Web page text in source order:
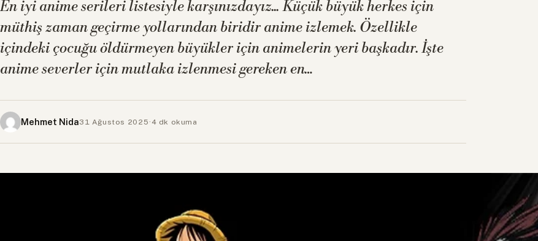
En iyi anime serileri listesiyle karşınızdayız... Küçük büyük herkes için
müthiş zaman geçirme yollarından biridir anime izlemek. Özellikle
içindeki çocuğu öldürmeyen büyükler için animelerin yeri başkadır. İşte
anime severler için mutlaka izlenmesi gereken en…
Mehmet Nida31 Ağustos 2025 · 4 dk okuma